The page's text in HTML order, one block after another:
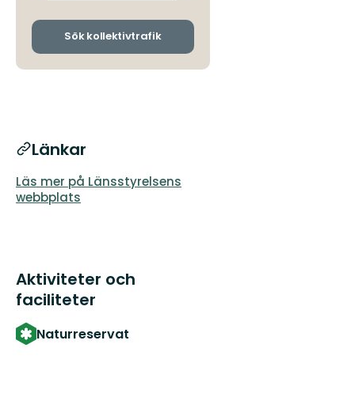
och
Sök kollektivtrafik
Länkar
Läs mer på Länsstyrelsens
webbplats
Aktiviteter och
faciliteter
Naturreservat